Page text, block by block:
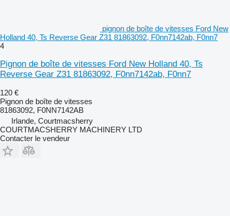
pignon de boîte de vitesses Ford New
Holland 40, Ts Reverse Gear Z31 81863092, F0nn7142ab, F0nn7
4
Pignon de boîte de vitesses Ford New Holland 40, Ts
Reverse Gear Z31 81863092, F0nn7142ab, F0nn7
120 €
Pignon de boîte de vitesses
81863092, F0NN7142AB
Irlande, Courtmacsherry
COURTMACSHERRY MACHINERY LTD
Contacter le vendeur